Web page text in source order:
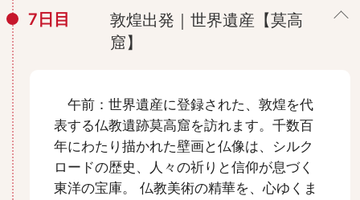
7日目
敦煌出発｜世界遺産【莫高
窟】
午前：世界遺産に登録された、敦煌を代
表する仏教遺跡莫高窟を訪れます。千数百
年にわたり描かれた壁画と仏像は、シルク
ロードの歴史、人々の祈りと信仰が息づく
東洋の宝庫。 仏教美術の精華を、心ゆくま